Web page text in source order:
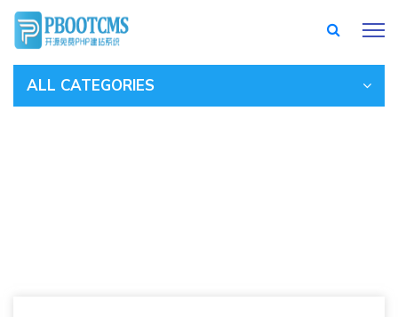
ALL CATEGORIES